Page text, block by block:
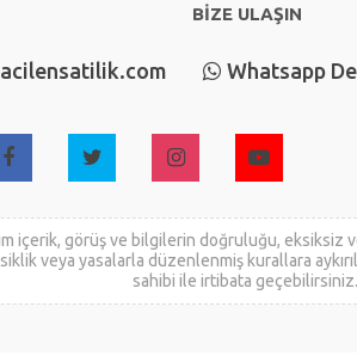
BİZE ULAŞIN
Whatsapp
içerik, görüş ve bilgilerin doğruluğu,
veya yasalarla düzenlenmiş kurallara
sahibi ile irtibata geçebilirsiniz.